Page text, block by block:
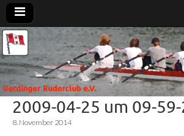
Uerdinger
Ruderclub
e.V.
Rudern in
Krefeld-
Uerdingen
2009-04-25 um 09-
8. November 2014